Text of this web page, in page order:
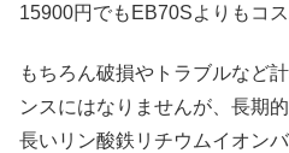
15900円でもEB70Sよりもコ
もちろん破損やトラブルなど
ンスにはなりませんが、長期
長いリン酸鉄リチウムイオン